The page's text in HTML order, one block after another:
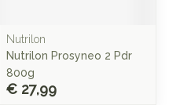
Nutrilon
Nutrilon Prosyneo 2 Pdr
800g
€ 27,99